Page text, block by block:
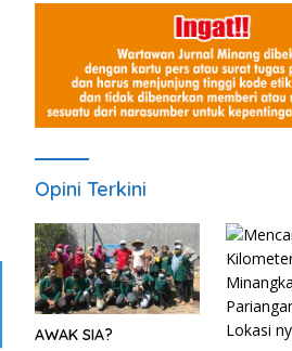
Opini Terkini
AWAK SIA?